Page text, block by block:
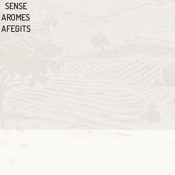
SENSE
AROMES
AFEGITS